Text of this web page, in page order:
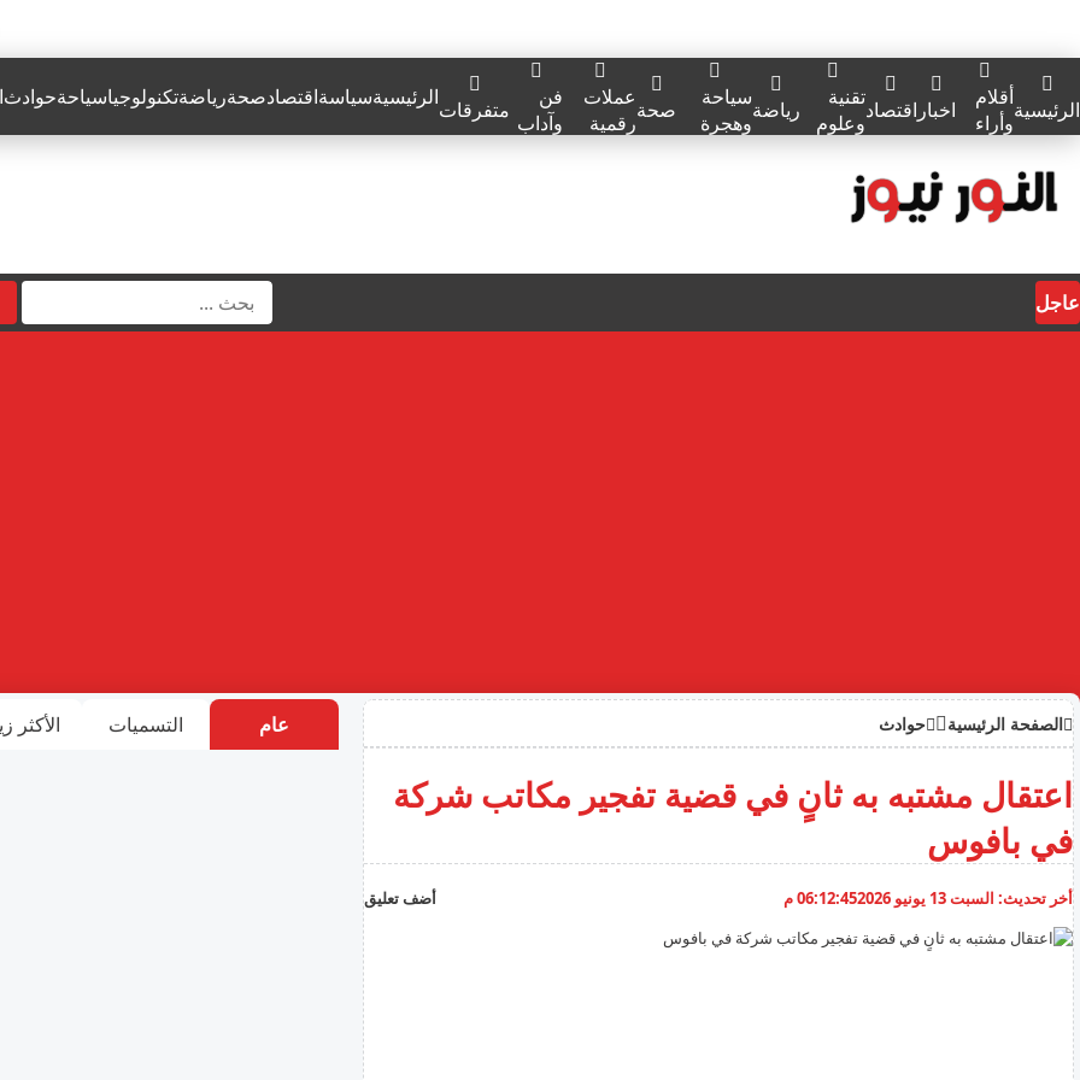
الرئيسيةأقلام
وأراء
اخبار اقتصادتقنية
وعلوم
رياضةسياحة
وهجرة
صحةعملات
رقمية
فن
وآداب متفرقاتالرئيسيةسياسةاقتصادصحةرياضةتكنولوجياسياحةحوادث
عاجل
الصفحة الرئيسية حوادث
اعتقال مشتبه به ثانٍ في قضية تفجير مكاتب شركة
في بافوس
أخر تحديث: السبت 13 يونيو 2026 06:12:45 م أضف تعليق
عام التسميات الأكثر